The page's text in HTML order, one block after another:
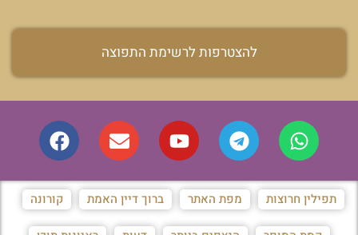
להצטרפות לרשימת התפוצה
תפילין חרוצות מפת האתר ברוך דיין האמת קורונה